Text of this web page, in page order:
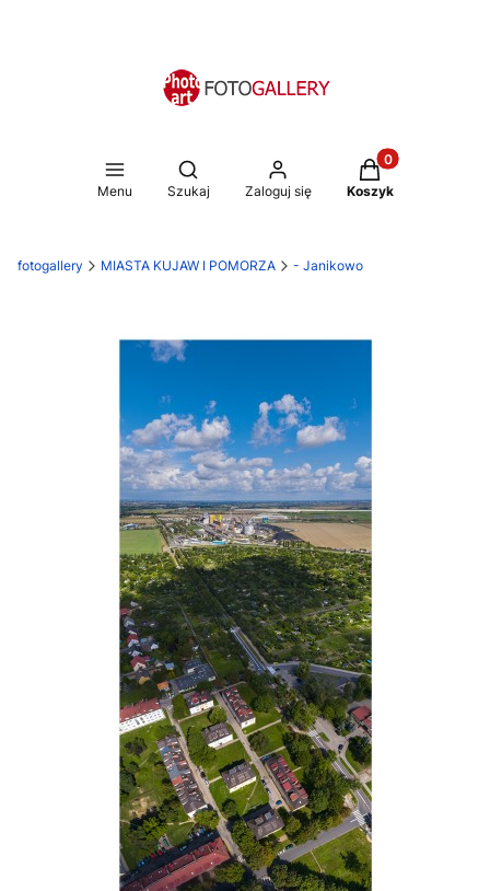
Menu
Otwórz wyszukiwarkę
Szukaj Zaloguj się
Produkty w
Koszyk
fotogallery MIASTA KUJAW I POMORZA - Janikowo